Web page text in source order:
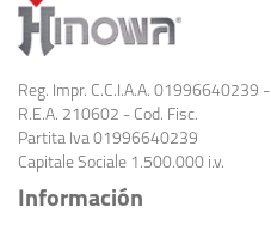
Reg. Impr. C.C.I.A.A. 01996640239 -
R.E.A. 210602 - Cod. Fisc.
Partita Iva 01996640239
Capitale Sociale 1.500.000 i.v.
Información